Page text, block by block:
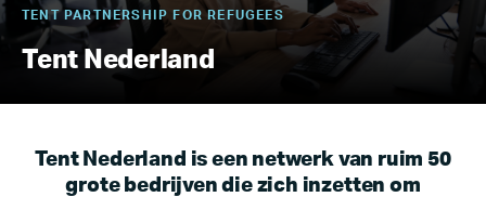
TENT PARTNERSHIP FOR REFUGEES
Tent Nederland
Tent Nederland is een netwerk van ruim 50
grote bedrijven die zich inzetten om